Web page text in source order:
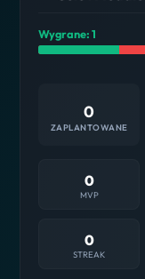
Wygrane: 1
0
ZAPLANTOWANE
0
MVP
0
STREAK